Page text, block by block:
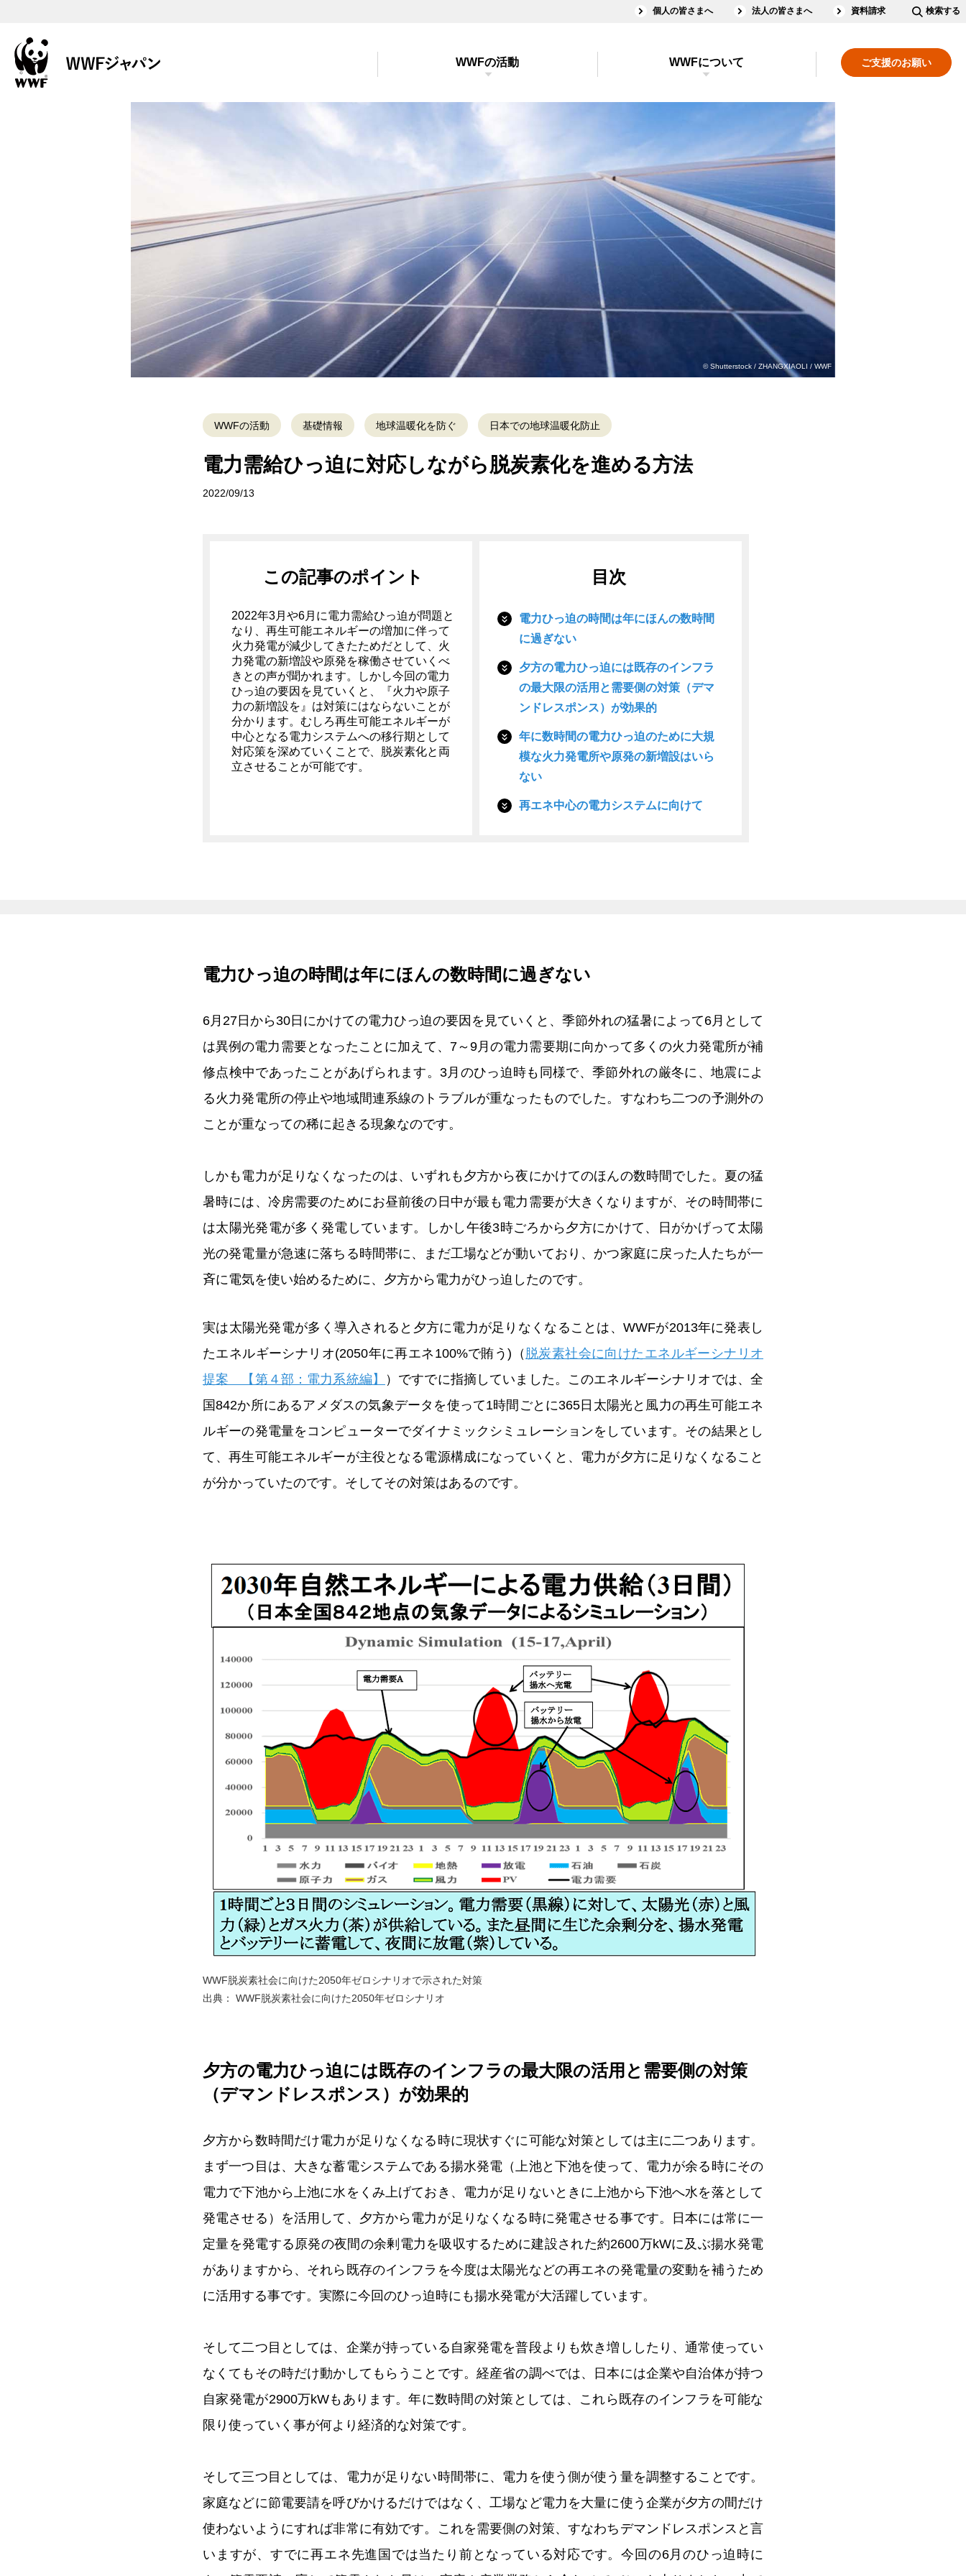
個人の皆さまへ 法人の皆さまへ 資料請求 検索する
ご支援のお願い
WWFの活動 WWFについて
© Shutterstock / ZHANGXIAOLI / WWF
WWFの活動 基礎情報 地球温暖化を防ぐ 日本での地球温暖化防止
電力需給ひっ迫に対応しながら脱炭素化を進める方法
2022/09/13
この記事のポイント
2022年3月や6月に電力需給ひっ迫が問題と
なり、再生可能エネルギーの増加に伴って
火力発電が減少してきたためだとして、火
力発電の新増設や原発を稼働させていくべ
きとの声が聞かれます。しかし今回の電力
ひっ迫の要因を見ていくと、『火力や原子
力の新増設を』は対策にはならないことが
分かります。むしろ再生可能エネルギーが
中心となる電力システムへの移行期として
対応策を深めていくことで、脱炭素化と両
立させることが可能です。
目次
電力ひっ迫の時間は年にほんの数時間
に過ぎない
夕方の電力ひっ迫には既存のインフラ
の最大限の活用と需要側の対策（デマ
ンドレスポンス）が効果的
年に数時間の電力ひっ迫のために大規
模な火力発電所や原発の新増設はいら
ない
再エネ中心の電力システムに向けて
電力ひっ迫の時間は年にほんの数時間に過ぎない
6月27日から30日にかけての電力ひっ迫の要因を見ていくと、季節外れの猛暑によって6月として
は異例の電力需要となったことに加えて、7～9月の電力需要期に向かって多くの火力発電所が補
修点検中であったことがあげられます。3月のひっ迫時も同様で、季節外れの厳冬に、地震によ
る火力発電所の停止や地域間連系線のトラブルが重なったものでした。すなわち二つの予測外の
ことが重なっての稀に起きる現象なのです。
しかも電力が足りなくなったのは、いずれも夕方から夜にかけてのほんの数時間でした。夏の猛
暑時には、冷房需要のためにお昼前後の日中が最も電力需要が大きくなりますが、その時間帯に
は太陽光発電が多く発電しています。しかし午後3時ごろから夕方にかけて、日がかげって太陽
光の発電量が急速に落ちる時間帯に、まだ工場などが動いており、かつ家庭に戻った人たちが一
斉に電気を使い始めるために、夕方から電力がひっ迫したのです。
実は太陽光発電が多く導入されると夕方に電力が足りなくなることは、WWFが2013年に発表し
たエネルギーシナリオ(2050年に再エネ100%で賄う)（ 脱炭素社会に向けたエネルギーシナリオ
提案 【第４部：電力系統編】
）ですでに指摘していました。このエネルギーシナリオでは、全
国842か所にあるアメダスの気象データを使って1時間ごとに365日太陽光と風力の再生可能エネ
ルギーの発電量をコンピューターでダイナミックシミュレーションをしています。その結果とし
て、再生可能エネルギーが主役となる電源構成になっていくと、電力が夕方に足りなくなること
が分かっていたのです。そしてその対策はあるのです。
WWF脱炭素社会に向けた2050年ゼロシナリオで示された対策
出典： WWF脱炭素社会に向けた2050年ゼロシナリオ
夕方の電力ひっ迫には既存のインフラの最大限の活用と需要側の対策
（デマンドレスポンス）が効果的
夕方から数時間だけ電力が足りなくなる時に現状すぐに可能な対策としては主に二つあります。
まず一つ目は、大きな蓄電システムである揚水発電（上池と下池を使って、電力が余る時にその
電力で下池から上池に水をくみ上げておき、電力が足りないときに上池から下池へ水を落として
発電させる）を活用して、夕方から電力が足りなくなる時に発電させる事です。日本には常に一
定量を発電する原発の夜間の余剰電力を吸収するために建設された約2600万kWに及ぶ揚水発電
がありますから、それら既存のインフラを今度は太陽光などの再エネの発電量の変動を補うため
に活用する事です。実際に今回のひっ迫時にも揚水発電が大活躍しています。
そして二つ目としては、企業が持っている自家発電を普段よりも炊き増ししたり、通常使ってい
なくてもその時だけ動かしてもらうことです。経産省の調べでは、日本には企業や自治体が持つ
自家発電が2900万kWもあります。年に数時間の対策としては、これら既存のインフラを可能な
限り使っていく事が何より経済的な対策です。
そして三つ目としては、電力が足りない時間帯に、電力を使う側が使う量を調整することです。
家庭などに節電要請を呼びかけるだけではなく、工場など電力を大量に使う企業が夕方の間だけ
使わないようにすれば非常に有効です。これを需要側の対策、すなわちデマンドレスポンスと言
いますが、すでに再エネ先進国では当たり前となっている対応です。今回の6月のひっ迫時に